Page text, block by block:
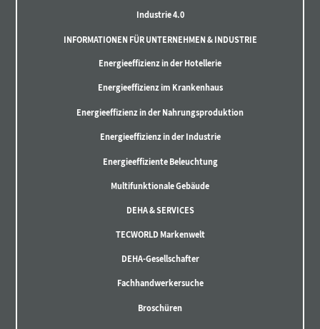
Industrie 4.0
INFORMATIONEN FÜR UNTERNEHMEN & INDUSTRIE
Energieeffizienz in der Hotellerie
Energieeffizienz im Krankenhaus
Energieeffizienz in der Nahrungsproduktion
Energieeffizienz in der Industrie
Energieeffiziente Beleuchtung
Multifunktionale Gebäude
DEHA & SERVICES
TECWORLD Markenwelt
DEHA-Gesellschafter
Fachhandwerkersuche
Broschüren